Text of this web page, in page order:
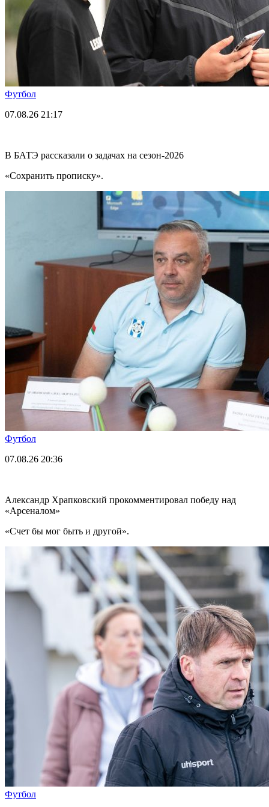
Футбол
07.08.26 21:17
В БАТЭ рассказали о задачах на сезон-2026
«Сохранить прописку».
Футбол
07.08.26 20:36
Александр Храпковский прокомментировал победу над
«Арсеналом»
«Счет бы мог быть и другой».
Футбол